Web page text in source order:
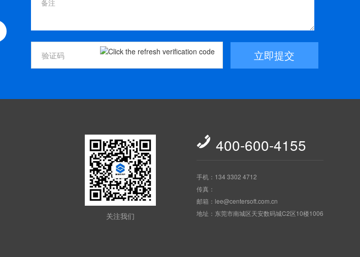
立即提交
 400-600-4155
手机：134 3302 4712
传真：
邮箱：lee@centersoft.com.cn
地址：东莞市南城区天安数码城C2区10楼1006
关注我们